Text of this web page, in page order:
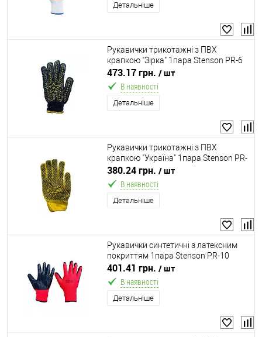
Детальніше
Рукавички трикотажні з ПВХ
крапкою "Зірка" 1пара Stenson PR-6
473.17 грн. / шт
В наявності
Детальніше
Рукавички трикотажні з ПВХ
крапкою "Україна" 1пара Stenson PR-
19
380.24 грн. / шт
В наявності
Детальніше
Рукавички синтетичні з латексним
покриттям 1пара Stenson PR-10
401.41 грн. / шт
В наявності
Детальніше